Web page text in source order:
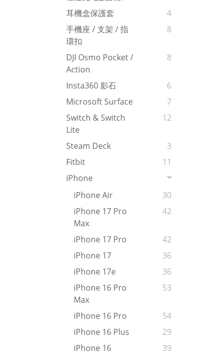
耳機盒保護套
4
手機座 / 支架 / 指
環扣
8
DJI Osmo Pocket /
Action
8
Insta360 影石
6
Microsoft Surface
7
Switch & Switch
Lite
12
Steam Deck
3
Fitbit
11
iPhone
iPhone Air
30
iPhone 17 Pro
Max
42
iPhone 17 Pro
42
iPhone 17
36
iPhone 17e
36
iPhone 16 Pro
Max
53
iPhone 16 Pro
54
iPhone 16 Plus
29
iPhone 16
39